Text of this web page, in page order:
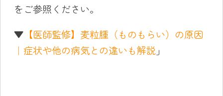
をご参照ください。
▼【医師監修】麦粒腫（ものもらい）の原因
｜症状や他の病気との違いも解説」